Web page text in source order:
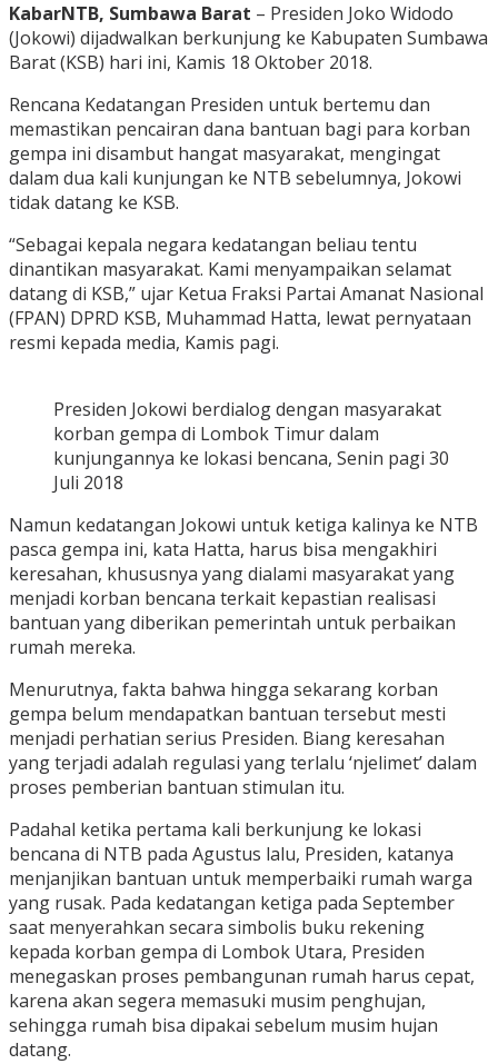
KabarNTB, Sumbawa Barat – Presiden Joko Widodo
(Jokowi) dijadwalkan berkunjung ke Kabupaten Sumbawa
Barat (KSB) hari ini, Kamis 18 Oktober 2018.
Rencana Kedatangan Presiden untuk bertemu dan
memastikan pencairan dana bantuan bagi para korban
gempa ini disambut hangat masyarakat, mengingat
dalam dua kali kunjungan ke NTB sebelumnya, Jokowi
tidak datang ke KSB.
“Sebagai kepala negara kedatangan beliau tentu
dinantikan masyarakat. Kami menyampaikan selamat
datang di KSB,” ujar Ketua Fraksi Partai Amanat Nasional
(FPAN) DPRD KSB, Muhammad Hatta, lewat pernyataan
resmi kepada media, Kamis pagi.
Presiden Jokowi berdialog dengan masyarakat
korban gempa di Lombok Timur dalam
kunjungannya ke lokasi bencana, Senin pagi 30
Juli 2018
Namun kedatangan Jokowi untuk ketiga kalinya ke NTB
pasca gempa ini, kata Hatta, harus bisa mengakhiri
keresahan, khususnya yang dialami masyarakat yang
menjadi korban bencana terkait kepastian realisasi
bantuan yang diberikan pemerintah untuk perbaikan
rumah mereka.
Menurutnya, fakta bahwa hingga sekarang korban
gempa belum mendapatkan bantuan tersebut mesti
menjadi perhatian serius Presiden. Biang keresahan
yang terjadi adalah regulasi yang terlalu ‘njelimet’ dalam
proses pemberian bantuan stimulan itu.
Padahal ketika pertama kali berkunjung ke lokasi
bencana di NTB pada Agustus lalu, Presiden, katanya
menjanjikan bantuan untuk memperbaiki rumah warga
yang rusak. Pada kedatangan ketiga pada September
saat menyerahkan secara simbolis buku rekening
kepada korban gempa di Lombok Utara, Presiden
menegaskan proses pembangunan rumah harus cepat,
karena akan segera memasuki musim penghujan,
sehingga rumah bisa dipakai sebelum musim hujan
datang.